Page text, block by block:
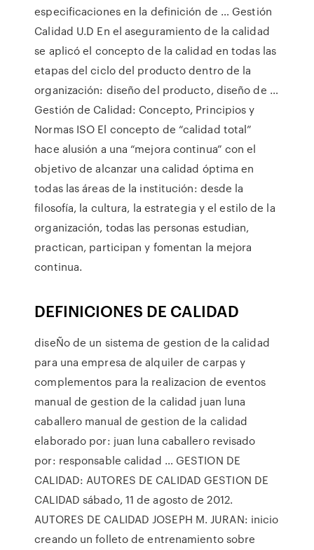
especificaciones en la definición de … Gestión
Calidad U.D En el aseguramiento de la calidad
se aplicó el concepto de la calidad en todas las
etapas del ciclo del producto dentro de la
organización: diseño del producto, diseño de …
Gestión de Calidad: Concepto, Principios y
Normas ISO El concepto de “calidad total”
hace alusión a una “mejora continua” con el
objetivo de alcanzar una calidad óptima en
todas las áreas de la institución: desde la
filosofía, la cultura, la estrategia y el estilo de la
organización, todas las personas estudian,
practican, participan y fomentan la mejora
continua.
DEFINICIONES DE CALIDAD
diseÑo de un sistema de gestion de la calidad
para una empresa de alquiler de carpas y
complementos para la realizacion de eventos
manual de gestion de la calidad juan luna
caballero manual de gestion de la calidad
elaborado por: juan luna caballero revisado
por: responsable calidad … GESTION DE
CALIDAD: AUTORES DE CALIDAD GESTION DE
CALIDAD sábado, 11 de agosto de 2012.
AUTORES DE CALIDAD JOSEPH M. JURAN: inicio
creando un folleto de entrenamiento sobre